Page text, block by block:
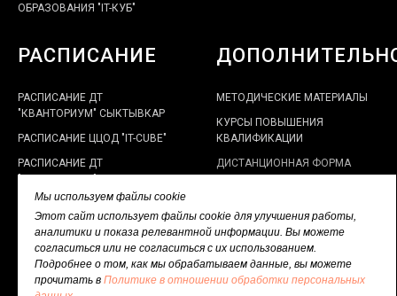
ОБРАЗОВАНИЯ "IT-КУБ"
РАСПИСАНИЕ
РАСПИСАНИЕ ДТ
"КВАНТОРИУМ" СЫКТЫВКАР
РАСПИСАНИЕ ЦЦОД "IT-CUBE"
РАСПИСАНИЕ ДТ
"КВАНТОРИУМ" УХТА
МЕТОДИЧЕСКИЕ МАТЕРИАЛЫ
КУРСЫ ПОВЫШЕНИЯ
КВАЛИФИКАЦИИ
ДИСТАНЦИОННАЯ ФОРМА
РАБОТЫ
НАСТАВНИКА
ПОЛИТИКА В ОТНОШЕНИИ
ОБРАБОТКИ ПЕРСОНАЛЬНЫХ
ДАННЫХ
Мы используем файлы cookie
Этот сайт использует файлы cookie для улучшения работы,
аналитики и показа релевантной информации. Вы можете
согласиться или не согласиться с их использованием.
Подробнее о том, как мы обрабатываем данные, вы можете
прочитать в Политике в отношении обработки персональных